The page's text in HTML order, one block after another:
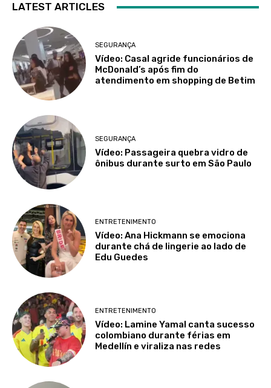
LATEST ARTICLES
SEGURANÇA
Vídeo: Casal agride funcionários de
McDonald’s após fim do
atendimento em shopping de Betim
SEGURANÇA
Vídeo: Passageira quebra vidro de
ônibus durante surto em São Paulo
ENTRETENIMENTO
Vídeo: Ana Hickmann se emociona
durante chá de lingerie ao lado de
Edu Guedes
ENTRETENIMENTO
Vídeo: Lamine Yamal canta sucesso
colombiano durante férias em
Medellín e viraliza nas redes